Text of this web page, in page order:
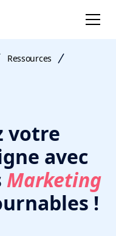
Ressources
votre
avec
Marketing
!